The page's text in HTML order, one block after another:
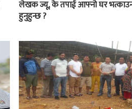
लेखक ज्यू, के तपाई आफ्नो घर
हुनुहुन्छ ?